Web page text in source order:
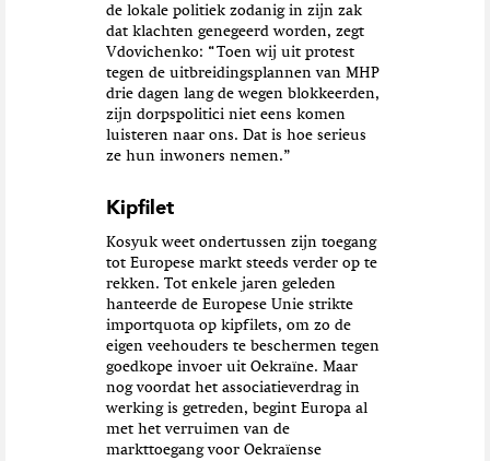
de lokale politiek zodanig in zijn zak
dat klachten genegeerd worden, zegt
Vdovichenko: “Toen wij uit protest
tegen de uitbreidingsplannen van MHP
drie dagen lang de wegen blokkeerden,
zijn dorpspolitici niet eens komen
luisteren naar ons. Dat is hoe serieus
ze hun inwoners nemen.”
Kipfilet
Kosyuk weet ondertussen zijn toegang
tot Europese markt steeds verder op te
rekken. Tot enkele jaren geleden
hanteerde de Europese Unie strikte
importquota op kipfilets, om zo de
eigen veehouders te beschermen tegen
goedkope invoer uit Oekraïne. Maar
nog voordat het associatieverdrag in
werking is getreden, begint Europa al
met het verruimen van de
markttoegang voor Oekraïense